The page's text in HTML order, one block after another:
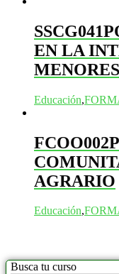
EN LA
MENORES
Educación,
AGRARIO
Educación,
Busca tu curso